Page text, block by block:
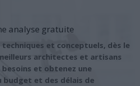
analyse gratuite
et conceptuels, dès le
architectes et artisans
et obtenez une
et des délais de